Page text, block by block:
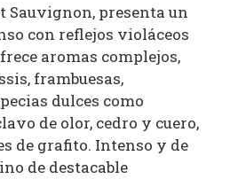
Sauvignon, presenta un
con reflejos violáceos
aromas complejos,
frambuesas,
dulces como
de olor, cedro y cuero,
de grafito. Intenso y de
de destacable